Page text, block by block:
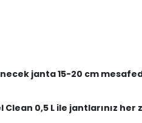
janta 15-20 cm
Clean 0,5 L ile jantlarınız